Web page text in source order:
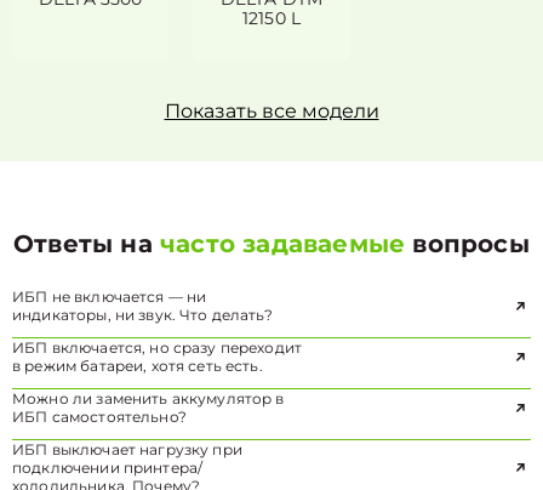
12150 L
Показать все модели
Ответы начасто задаваемые вопросы
ИБП не включается — ни
индикаторы, ни звук. Что делать?
ИБП включается, но сразу переходит
в режим батареи, хотя сеть есть.
Можно ли заменить аккумулятор в
ИБП самостоятельно?
ИБП выключает нагрузку при
подключении принтера/
холодильника. Почему?